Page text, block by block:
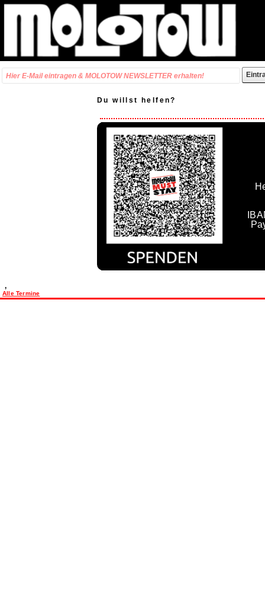
Du willst helfen?
,
Alle Termine